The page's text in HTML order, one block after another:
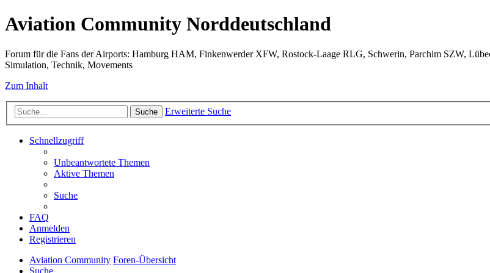
Aviation Community Norddeutschland
Forum für die Fans der Airports: Hamburg HAM, Finkenwerder XFW, Rostock-Laage RLG, Schwerin, Parchim SZW,
Simulation, Technik, Movements
Zum Inhalt
Suche Erweiterte Suche
Schnellzugriff
Unbeantwortete Themen
Aktive Themen
Suche
FAQ
Anmelden
Registrieren
Aviation Community Foren-Übersicht